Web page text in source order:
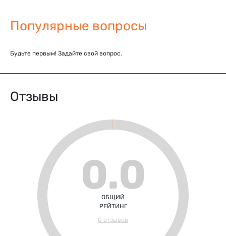
Популярные вопросы
Будьте первым! Задайте свой вопрос.
Отзывы
0.0
ОБЩИЙ
РЕЙТИНГ
0 отзывов